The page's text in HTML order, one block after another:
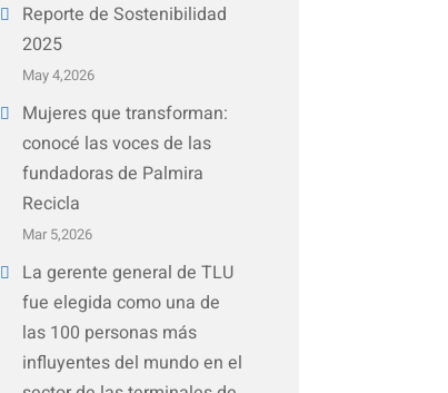
Reporte de Sostenibilidad
2025
May 4,2026
Mujeres que transforman:
conocé las voces de las
fundadoras de Palmira
Recicla
Mar 5,2026
La gerente general de TLU
fue elegida como una de
las 100 personas más
influyentes del mundo en el